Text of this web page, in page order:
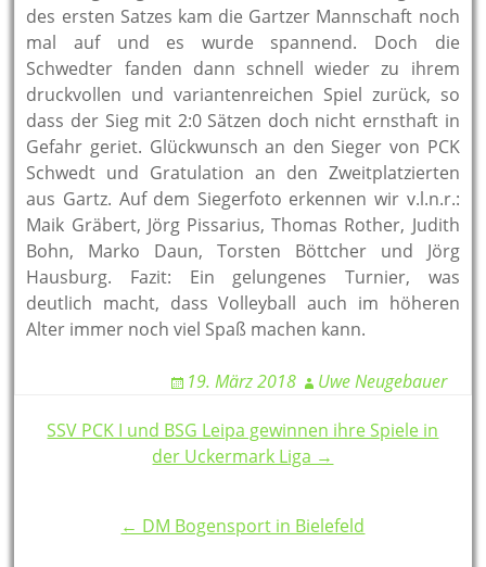
des ersten Satzes kam die Gartzer Mannschaft noch
mal auf und es wurde spannend. Doch die
Schwedter fanden dann schnell wieder zu ihrem
druckvollen und variantenreichen Spiel zurück, so
dass der Sieg mit 2:0 Sätzen doch nicht ernsthaft in
Gefahr geriet. Glückwunsch an den Sieger von PCK
Schwedt und Gratulation an den Zweitplatzierten
aus Gartz. Auf dem Siegerfoto erkennen wir v.l.n.r.:
Maik Gräbert, Jörg Pissarius, Thomas Rother, Judith
Bohn, Marko Daun, Torsten Böttcher und Jörg
Hausburg. Fazit: Ein gelungenes Turnier, was
deutlich macht, dass Volleyball auch im höheren
Alter immer noch viel Spaß machen kann.
19. März 2018 Uwe Neugebauer
Post
navigation
SSV PCK I und BSG Leipa gewinnen ihre Spiele in
der Uckermark Liga →
← DM Bogensport in Bielefeld